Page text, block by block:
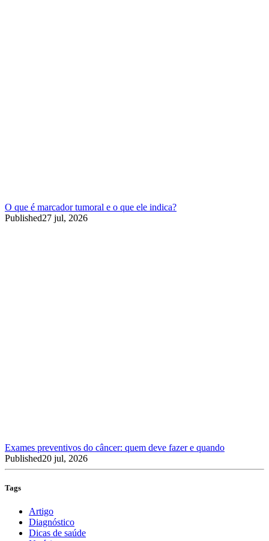
O que é marcador tumoral e o que ele indica?
Published27 jul, 2026
Exames preventivos do câncer: quem deve fazer e quando
Published20 jul, 2026
Tags
Artigo
Diagnóstico
Dicas de saúde